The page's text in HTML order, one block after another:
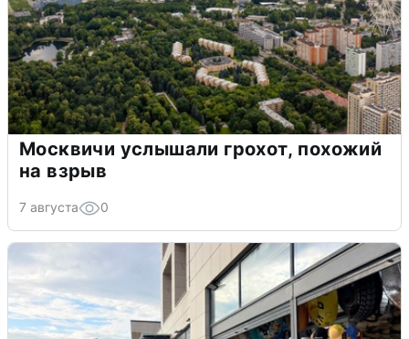
Москвичи услышали грохот, похожий
на взрыв
7 августа 0